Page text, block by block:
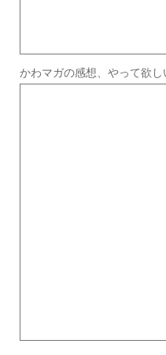
かわマガの感想、やって欲し